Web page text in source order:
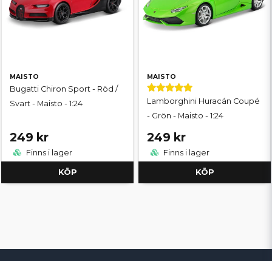
MAISTO
Bugatti Chiron Sport - Röd /
Svart - Maisto - 1:24
249 kr
Finns i lager
KÖP
MAISTO
Lamborghini Huracán Coupé
- Grön - Maisto - 1:24
249 kr
Finns i lager
KÖP